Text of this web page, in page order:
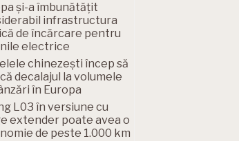
și-a îmbunătățit
infrastructura
de încărcare pentru
electrice
chinezești încep să
decalajul la volumele
în Europa
L03 în versiune cu
extender poate avea o
de peste 1.000 km